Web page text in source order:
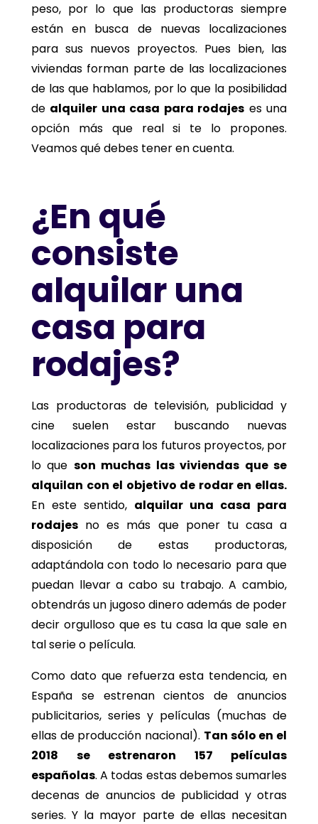
peso, por lo que las productoras siempre
están en busca de nuevas localizaciones
para sus nuevos proyectos. Pues bien, las
viviendas forman parte de las localizaciones
de las que hablamos, por lo que la posibilidad
de alquiler una casa para rodajes es una
opción más que real si te lo propones.
Veamos qué debes tener en cuenta.
¿En qué
consiste
alquilar una
casa para
rodajes?
Las productoras de televisión, publicidad y
cine suelen estar buscando nuevas
localizaciones para los futuros proyectos, por
lo que son muchas las viviendas que se
alquilan con el objetivo de rodar en ellas.
En este sentido, alquilar una casa para
rodajes no es más que poner tu casa a
disposición de estas productoras,
adaptándola con todo lo necesario para que
puedan llevar a cabo su trabajo. A cambio,
obtendrás un jugoso dinero además de poder
decir orgulloso que es tu casa la que sale en
tal serie o película.
Como dato que refuerza esta tendencia, en
España se estrenan cientos de anuncios
publicitarios, series y películas (muchas de
ellas de producción nacional). Tan sólo en el
2018 se estrenaron 157 películas
españolas. A todas estas debemos sumarles
decenas de anuncios de publicidad y otras
series. Y la mayor parte de ellas necesitan